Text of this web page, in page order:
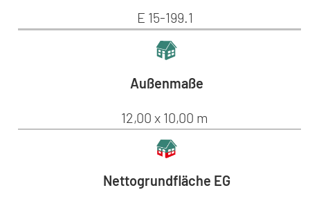
E 15-199.1
Außenmaße
12,00 x 10,00 m
Nettogrundfläche EG